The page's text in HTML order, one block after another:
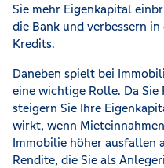
Sie mehr Eigenkapital
die Bank und verbessern
Kredits.
Daneben spielt bei
eine wichtige Rolle. Da Sie
steigern Sie Ihre
wirkt, wenn
Immobilie höher ausfallen
Rendite, die Sie als